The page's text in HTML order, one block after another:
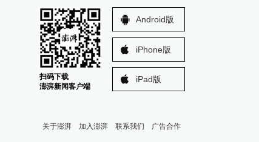
扫码下载
澎湃新闻客户端
Android版
iPhone版
iPad版
关于澎湃 加入澎湃 联系我们 广告合作